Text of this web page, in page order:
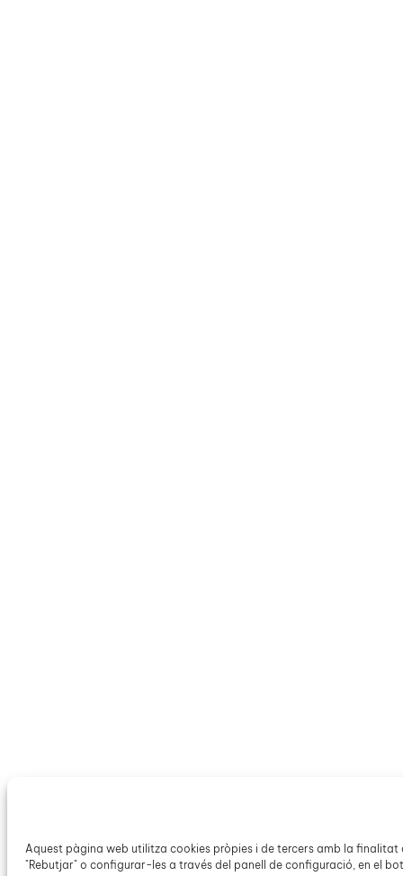
Aquest pàgina web utilitza cookies pròpies i de tercers amb la
"Rebutjar" o configurar-les a través del panell de configuració, en el